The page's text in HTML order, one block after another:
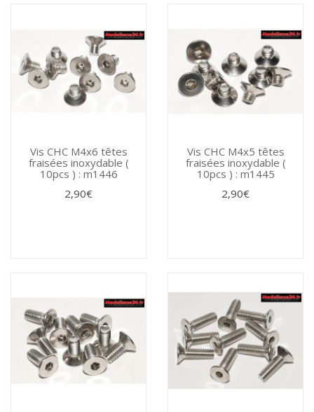
Vis CHC M4x6 têtes
fraisées inoxydable (
10pcs ) : m1446
2,90€
Vis CHC M4x5 têtes
fraisées inoxydable (
10pcs ) : m1445
2,90€